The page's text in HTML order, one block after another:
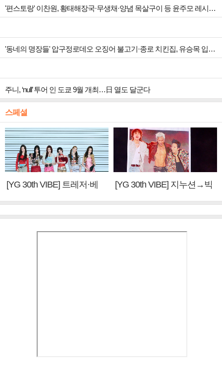
'편스토랑' 이찬원, 황태해장국·무생채·양념 목살구이 등 윤주모 레시피 섭렵
'동네의 명장들' 압구정로데오 오징어 불고기·종로 치킨집, 유승목 입맛 저격
주니, ‘null’ 투어 인 도쿄 9월 개최…日 열도 달군다
스페셜
[YG 30th VIBE] 트레저·베
[YG 30th VIBE] 지누션→빅